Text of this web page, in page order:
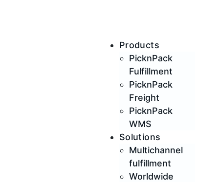
Products
PicknPack
Fulfillment
PicknPack
Freight
PicknPack
WMS
Solutions
Multichannel
fulfillment
Worldwide